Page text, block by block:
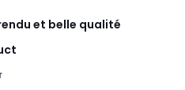
et belle qualité